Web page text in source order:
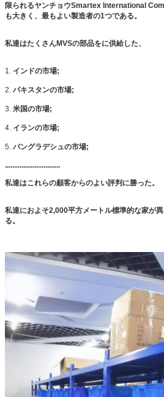
限られるヤンチョウSmartex International
も大きく、最もよい製造者の1つである。
私達はたくさんMVSの部品をに供給した、
1. インドの市場;
2. パキスタンの市場;
3. 米国の市場;
4. イランの市場;
5. バングラデシュの市場;
..............................
私達はこれらの顧客からのよい評判に勝った。
私達におよそ2,000平方メートル標準的な家が
る。